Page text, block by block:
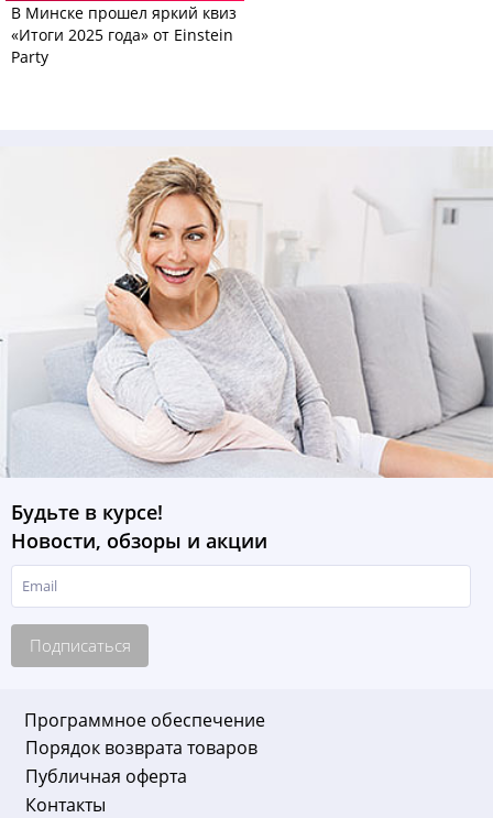
В Минске прошел яркий квиз
«Итоги 2025 года» от Einstein
Party
Будьте в курсе!
Новости, обзоры и акции
Подписаться
Программное обеспечение
Порядок возврата товаров
Публичная оферта
Контакты